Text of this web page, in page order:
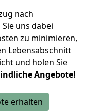
nach
uns dabei
zu minimieren,
Lebensabschnitt
und holen Sie
Angebote!
erhalten